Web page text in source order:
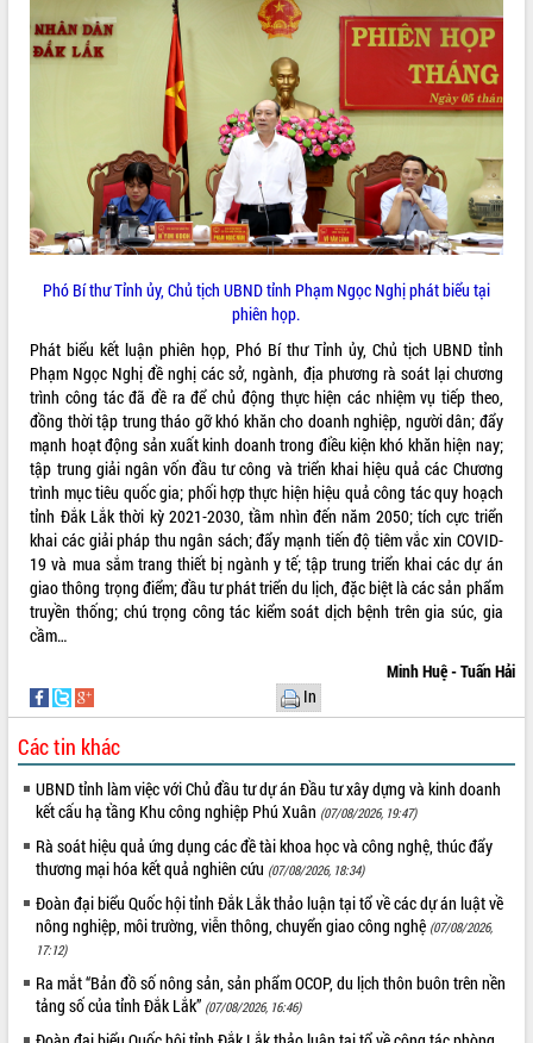
Đề án 06 tạo bước ngoặt đột phá trong
cải cách hành chính tỉnh Đắk Lắk
Kết nối tour, đẩy mạnh chuyển đổi số
để phát triển du lịch Đắk Lắk
Khởi động Dự án Đầu tư xây dựng hạ
tầng kỹ thuật Cụm công nghiệp Tân
Gặp mặt các cơ quan báo chí nhân Kỷ
niệm 101 năm Ngày Báo chí Cách
mạng Việt Nam
Đắk Lắk sơ kết 4 năm triển khai thực
hiện Đề án 06 của Chính phủ
Quy hoạch và Xúc tiến đầu tư tỉnh Đắk
Lắk
Khơi thông điểm nghẽn, đẩy nhanh
giải ngân vốn khắc phục thiên tai
HĐND tỉnh thông qua điều chỉnh Quy
hoạch tỉnh thời kỳ 2021-2030
Hội thảo góp ý hồ sơ điều chỉnh quy
hoạch tỉnh Đắk Lắk thời kỳ 2021-2030,
tầm nhìn đến năm 2050
Nâng cao hiệu quả hoạt động của các
doanh nghiệp nhà nước
Hội nghị triển khai kết nối mạng
quan Đảng, Nhà nước
tay làm sạch môi trường
Xã Ea Kar bước chuyển mình trong
công tác cải cách hành chính mô hình
UBND tỉnh họp báo định kỳ tháng 4
năm 2026
Hội thảo khoa học “Giải pháp thúc đẩy
phát triển nền kinh tế xanh tại tỉnh
Đắk Lắk”
Tăng cường giám sát, đôn đốc thực
hiện nhiệm vụ quản lý tài sản công
hàng tuần
Phó Bí thư Tỉnh ủy, Chủ tịch UBND tỉnh Phạm Ngọc Nghị phát biểu tại
phiên họp.
Phát biểu kết luận phiên họp, Phó Bí thư Tỉnh ủy, Chủ tịch UBND tỉnh
Phạm Ngọc Nghị đề nghị các sở, ngành, địa phương rà soát lại chương
trình công tác đã đề ra để chủ động thực hiện các nhiệm vụ tiếp theo,
đồng thời tập trung tháo gỡ khó khăn cho doanh nghiệp, người dân; đẩy
mạnh hoạt động sản xuất kinh doanh trong điều kiện khó khăn hiện nay;
tập trung giải ngân vốn đầu tư công và triển khai hiệu quả các Chương
trình mục tiêu quốc gia; phối hợp thực hiện hiệu quả công tác quy hoạch
tỉnh Đắk Lắk thời kỳ 2021-2030, tầm nhìn đến năm 2050; tích cực triển
khai các giải pháp thu ngân sách; đẩy mạnh tiến độ tiêm vắc xin COVID-
19 và mua sắm trang thiết bị ngành y tế; tập trung triển khai các dự án
giao thông trọng điểm; đầu tư phát triển du lịch, đặc biệt là các sản phẩm
truyền thống; chú trọng công tác kiểm soát dịch bệnh trên gia súc, gia
cầm…
Minh Huệ - Tuấn Hải
In
Các tin khác
UBND tỉnh làm việc với Chủ đầu tư dự án Đầu tư xây dựng và kinh doanh
kết cấu hạ tầng Khu công nghiệp Phú Xuân (07/08/2026, 19:47)
Rà soát hiệu quả ứng dụng các đề tài khoa học và công nghệ, thúc đẩy
thương mại hóa kết quả nghiên cứu (07/08/2026, 18:34)
Đoàn đại biểu Quốc hội tỉnh Đắk Lắk thảo luận tại tổ về các dự án luật về
nông nghiệp, môi trường, viễn thông, chuyển giao công nghệ (07/08/2026,
17:12)
Ra mắt “Bản đồ số nông sản, sản phẩm OCOP, du lịch thôn buôn trên nền
tảng số của tỉnh Đắk Lắk” (07/08/2026, 16:46)